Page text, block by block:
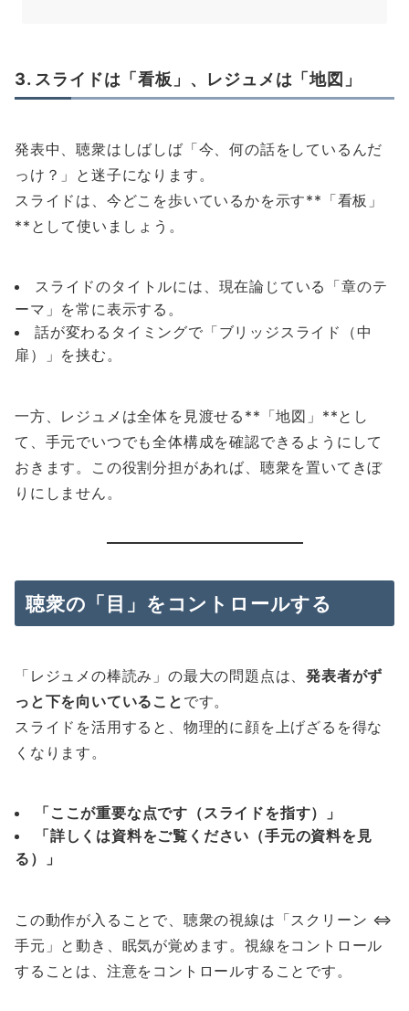
3. スライドは「看板」、レジュメは「地図」
発表中、聴衆はしばしば「今、何の話をしているんだ
っけ？」と迷子になります。
スライドは、今どこを歩いているかを示す**「看板」
**として使いましょう。
スライドのタイトルには、現在論じている「章のテ
ーマ」を常に表示する。
話が変わるタイミングで「ブリッジスライド（中
扉）」を挟む。
一方、レジュメは全体を見渡せる**「地図」**とし
て、手元でいつでも全体構成を確認できるようにして
おきます。この役割分担があれば、聴衆を置いてきぼ
りにしません。
聴衆の「目」をコントロールする
「レジュメの棒読み」の最大の問題点は、発表者がず
っと下を向いていること です。
スライドを活用すると、物理的に顔を上げざるを得な
くなります。
「ここが重要な点です（スライドを指す）」
「詳しくは資料をご覧ください（手元の資料を見
る）」
この動作が入ることで、聴衆の視線は「スクリーン ⇔
手元」と動き、眠気が覚めます。視線をコントロール
することは、注意をコントロールすることです。